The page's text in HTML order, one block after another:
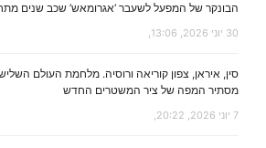
הבונקר של המפעל לשעבר ‘אגרומאש’ שכב שנים
30 יוני 2026, 13:06,
סין, איראן, צפון קוריאה ורוסיה. מלחמת העולם
מסתיר המפה של ציר המשטרים החדש
7 יוני 2026, 20:22,